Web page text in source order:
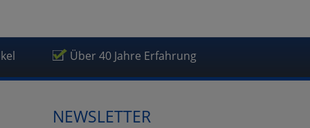
Über 40 Jahre Erfahrung
NEWSLETTER